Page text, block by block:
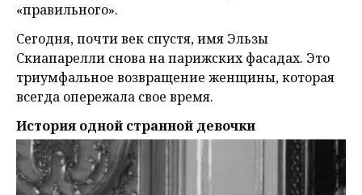
«правильного».
Сегодня, почти век спустя, имя Эльзы
Скиапарелли снова на парижских фасадах. Это
триумфальное возвращение женщины, которая
всегда опережала свое время.
История одной странной девочки